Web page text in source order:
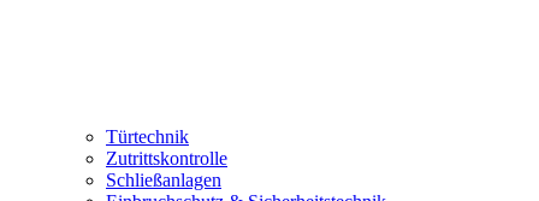
Türtechnik
Zutrittskontrolle
Schließanlagen